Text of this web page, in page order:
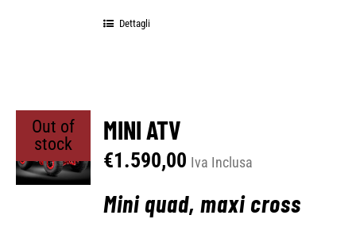
Dettagli
Out of
stock
MINI ATV
€1.590,00 Iva Inclusa
Mini quad, maxi cross